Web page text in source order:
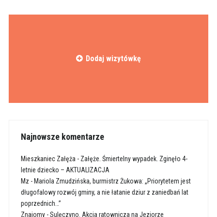
Dodaj wizytówkę
Najnowsze komentarze
Mieszkaniec Załęża - Załęże. Śmiertelny wypadek. Zginęło 4-
letnie dziecko – AKTUALIZACJA
Mz - Mariola Zmudzińska, burmistrz Żukowa: „Priorytetem jest
długofalowy rozwój gminy, a nie łatanie dziur z zaniedbań lat
poprzednich…”
Znajomy-Sulęczyno. Akcja ratownicza na Jeziorze